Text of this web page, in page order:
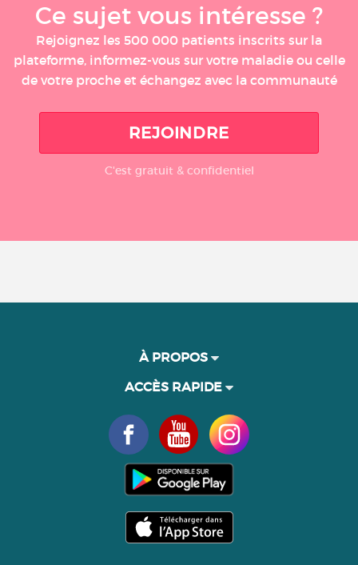
Ce sujet vous intéresse ?
Rejoignez les 500 000 patients inscrits sur la
plateforme, informez-vous sur votre maladie ou celle
de votre proche et échangez avec la communauté
REJOINDRE
C'est gratuit & confidentiel
À PROPOS
ACCÈS RAPIDE